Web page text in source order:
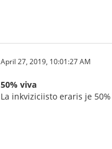
April 27, 2019, 10:01:27 AM
50% viva
La inkviziciisto eraris je